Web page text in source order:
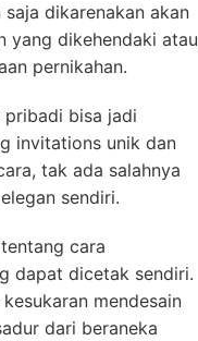
dikarenakan akan
yang dikehendaki atau
pernikahan.
pribadi bisa jadi
invitations unik dan
tak ada salahnya
sendiri.
cara
dapat dicetak sendiri.
mendesain
dari beraneka